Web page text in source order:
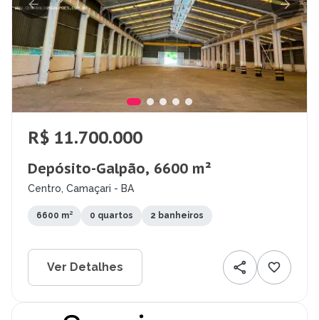
R$ 11.700.000
Depósito-Galpão, 6600 m²
Centro, Camaçari - BA
6600 m² 0 quartos 2 banheiros
Ver Detalhes